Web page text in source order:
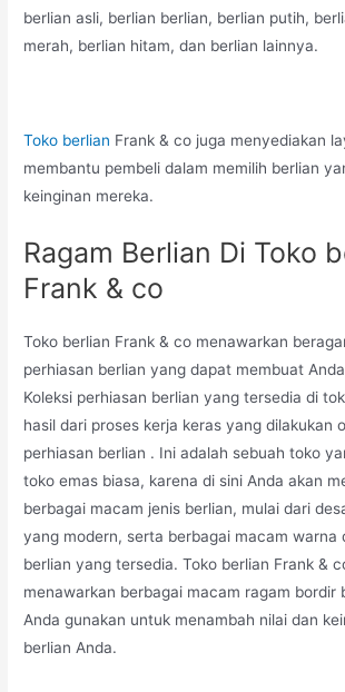
berlian asli, berlian berlian, berlian putih,
merah, berlian hitam, dan berlian lainnya.
Toko berlian Frank & co juga menyediakan
membantu pembeli dalam memilih berlian
keinginan mereka.
Ragam Berlian Di Toko
Frank & co
Toko berlian Frank & co menawarkan
perhiasan berlian yang dapat membuat
Koleksi perhiasan berlian yang tersedia di
hasil dari proses kerja keras yang dilakukan
perhiasan berlian . Ini adalah sebuah toko
toko emas biasa, karena di sini Anda akan
berbagai macam jenis berlian, mulai dari
yang modern, serta berbagai macam warna
berlian yang tersedia. Toko berlian Frank &
menawarkan berbagai macam ragam bordir
Anda gunakan untuk menambah nilai dan
berlian Anda.